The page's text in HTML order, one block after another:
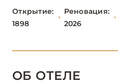
Barrière Le Fouquet's Paris
Bvlgari Hotel Paris
Открытие:
1898
Реновация:
2026
ОБ ОТЕЛЕ